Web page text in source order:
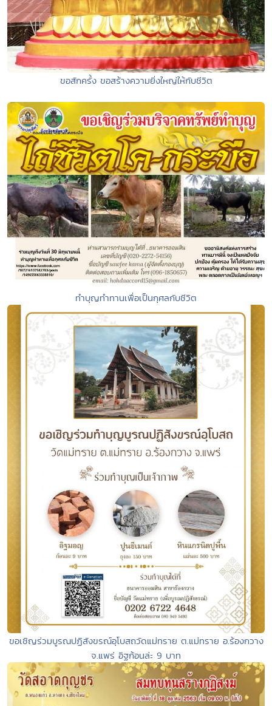
ขอสักครั้ง ขอสร้างความยิ่งใหญ่ให้กับชีวิต
ทำบุญทำทานเพื่อเป็นกุศลกับชีวิต
ขอเชิญร่วมบูรณปฏิสังขรณ์อุโบสถวัดแม่ทราย ต.แม่ทราย อ.ร้องกวาง
จ.แพร่ อิฐก้อนล่ะ 9 บาท